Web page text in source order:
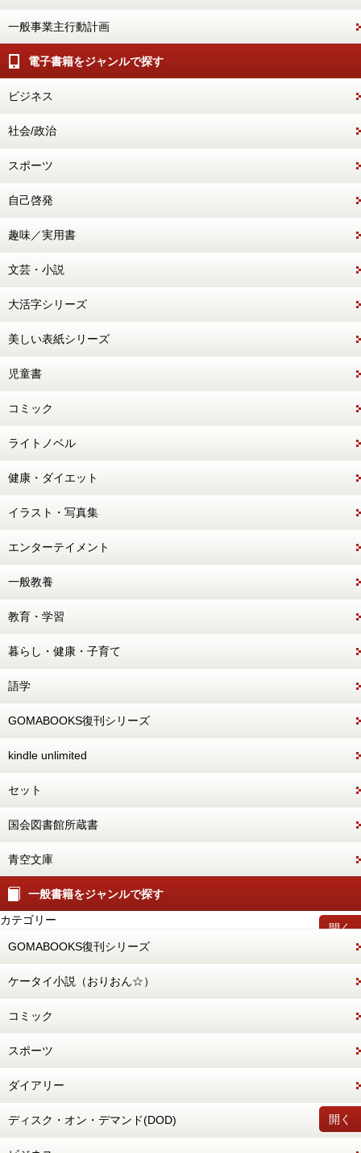
一般事業主行動計画
電子書籍をジャンルで探す
ビジネス
社会/政治
スポーツ
自己啓発
趣味／実用書
文芸・小説
大活字シリーズ
美しい表紙シリーズ
児童書
コミック
ライトノベル
健康・ダイエット
イラスト・写真集
エンターテイメント
一般教養
教育・学習
暮らし・健康・子育て
語学
GOMABOOKS復刊シリーズ
kindle unlimited
セット
国会図書館所蔵書
青空文庫
一般書籍をジャンルで探す
開く
カテゴリー
GOMABOOKS復刊シリーズ
ケータイ小説（おりおん☆）
コミック
スポーツ
ダイアリー
開く
ディスク・オン・デマンド(DOD)